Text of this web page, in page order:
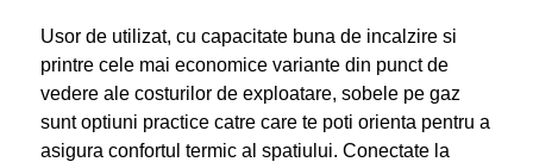
Usor de utilizat, cu capacitate buna de incalzire si
printre cele mai economice variante din punct de
vedere ale costurilor de exploatare, sobele pe gaz
sunt optiuni practice catre care te poti orienta pentru a
asigura confortul termic al spatiului. Conectate la